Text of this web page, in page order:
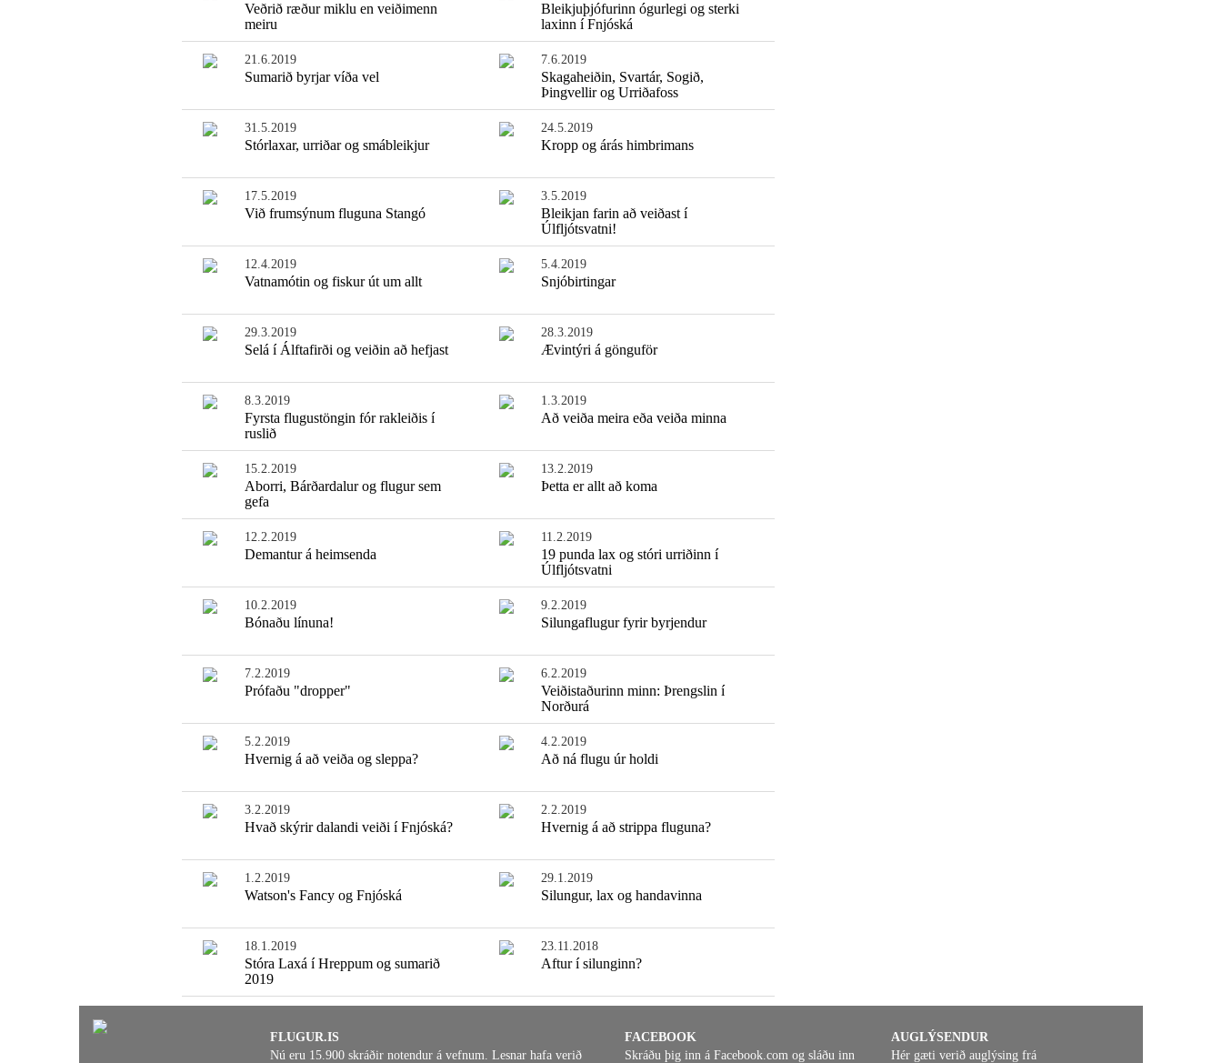
Veðrið ræður miklu en veiðimenn
meiru
Bleikjuþjófurinn ógurlegi og sterki
laxinn í Fnjóská
21.6.2019
Sumarið byrjar víða vel
7.6.2019
Skagaheiðin, Svartár, Sogið,
Þingvellir og Urriðafoss
31.5.2019
Stórlaxar, urriðar og smábleikjur
24.5.2019
Kropp og árás himbrimans
17.5.2019
Við frumsýnum fluguna Stangó
3.5.2019
Bleikjan farin að veiðast í
Úlfljótsvatni!
12.4.2019
Vatnamótin og fiskur út um allt
5.4.2019
Snjóbirtingar
29.3.2019
Selá í Álftafirði og veiðin að hefjast
28.3.2019
Ævintýri á gönguför
8.3.2019
Fyrsta flugustöngin fór rakleiðis í
ruslið
1.3.2019
Að veiða meira eða veiða minna
15.2.2019
Aborri, Bárðardalur og flugur sem
gefa
13.2.2019
Þetta er allt að koma
12.2.2019
Demantur á heimsenda
11.2.2019
19 punda lax og stóri urriðinn í
Úlfljótsvatni
10.2.2019
Bónaðu línuna!
9.2.2019
Silungaflugur fyrir byrjendur
7.2.2019
Prófaðu "dropper"
6.2.2019
Veiðistaðurinn minn: Þrengslin í
Norðurá
5.2.2019
Hvernig á að veiða og sleppa?
4.2.2019
Að ná flugu úr holdi
3.2.2019
Hvað skýrir dalandi veiði í Fnjóská?
2.2.2019
Hvernig á að strippa fluguna?
1.2.2019
Watson's Fancy og Fnjóská
29.1.2019
Silungur, lax og handavinna
18.1.2019
Stóra Laxá í Hreppum og sumarið
2019
23.11.2018
Aftur í silunginn?
FLUGUR.IS
Nú eru 15.900 skráðir notendur á vefnum. Lesnar hafa verið
FACEBOOK
Skráðu þig inn á Facebook.com og sláðu inn
AUGLÝSENDUR
Hér gæti verið auglýsing frá